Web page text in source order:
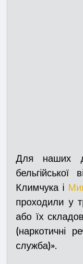
Для наших
Климчука і
проходили у
або їх
(наркотичні
служба)».